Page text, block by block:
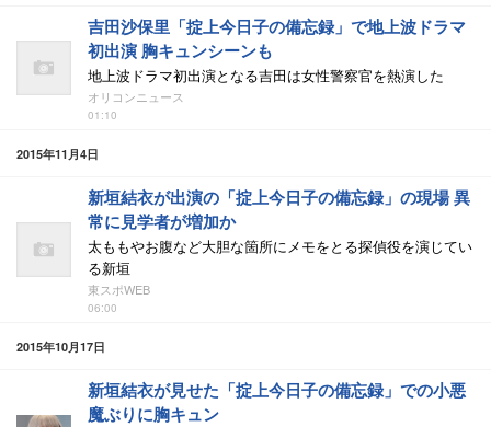
吉田沙保里「掟上今日子の備忘録」で地上波ドラマ
初出演 胸キュンシーンも
地上波ドラマ初出演となる吉田は女性警察官を熱演した
オリコンニュース
01:10
2015年11月4日
新垣結衣が出演の「掟上今日子の備忘録」の現場 異
常に見学者が増加か
太ももやお腹など大胆な箇所にメモをとる探偵役を演じてい
る新垣
東スポWEB
06:00
2015年10月17日
新垣結衣が見せた「掟上今日子の備忘録」での小悪
魔ぶりに胸キュン